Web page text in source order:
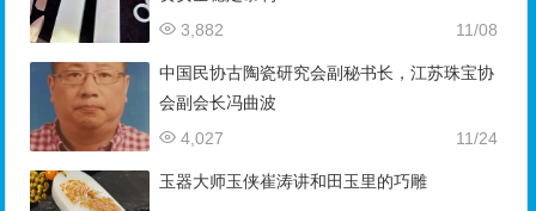
11/08
3,882
中国民协古陶瓷研究会副秘书长，江苏珠宝协
会副会长冯曲波
11/24
4,027
玉器大师玉侠崔涛讲和田玉里的巧雕